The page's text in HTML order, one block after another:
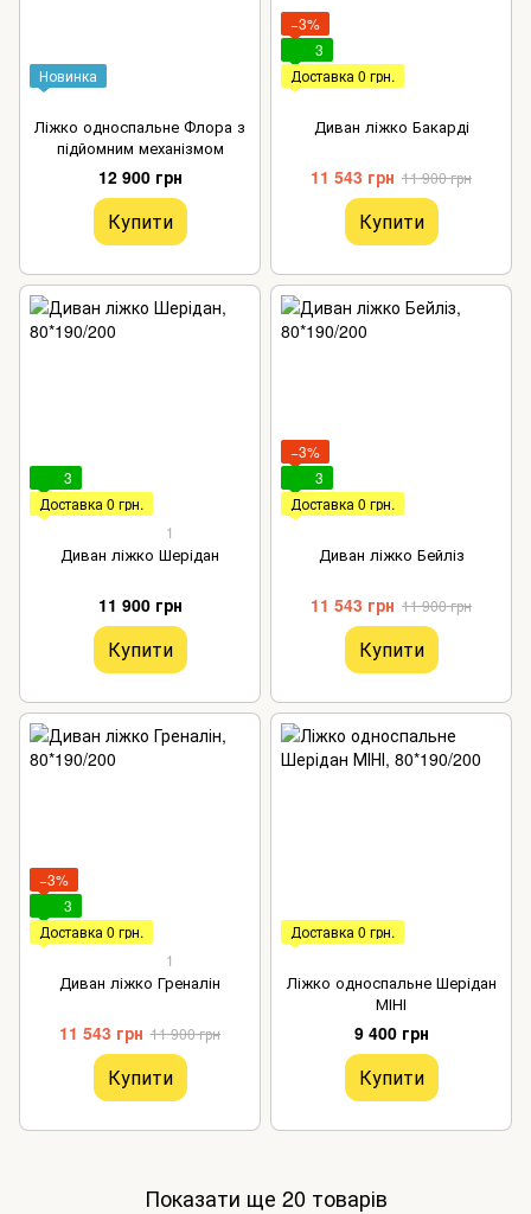
Новинка
Ліжко односпальне Флора з
підйомним механізмом
12 900 грн
Купити
−3%
3
Доставка 0 грн.
Диван ліжко Бакарді
11 543 грн 11 900 грн
Купити
3
Доставка 0 грн.
1
Диван ліжко Шерідан
11 900 грн
Купити
−3%
3
Доставка 0 грн.
Диван ліжко Бейліз
11 543 грн 11 900 грн
Купити
−3%
3
Доставка 0 грн.
1
Диван ліжко Греналін
11 543 грн 11 900 грн
Купити
Доставка 0 грн.
Ліжко односпальне Шерідан
МІНІ
9 400 грн
Купити
Показати ще 20 товарів